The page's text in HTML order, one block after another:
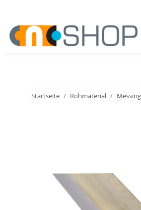
Startseite Rohmaterial Messing